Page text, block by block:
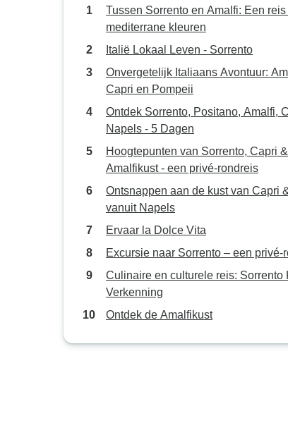
Tussen Sorrento en Amalfi: Een
mediterrane kleuren
Italië Lokaal Leven - Sorrento
Onvergetelijk Italiaans Avontuur:
Capri en Pompeii
Ontdek Sorrento, Positano, Amalfi,
Napels - 5 Dagen
Hoogtepunten van Sorrento, Capri
Amalfikust - een privé-rondreis
Ontsnappen aan de kust van Capri
vanuit Napels
Ervaar la Dolce Vita
Excursie naar Sorrento – een privé-
Culinaire en culturele reis: Sorrento
Verkenning
Ontdek de Amalfikust